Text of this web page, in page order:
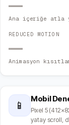
—
Ana içeriğe atla
REDUCED MOTION
—
Animasyon
📱
Mobil
Pixel 5
yatay scroll,